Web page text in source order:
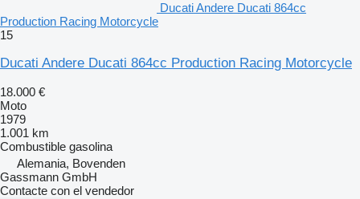
Ducati Andere Ducati 864cc
Production Racing Motorcycle
15
Ducati Andere Ducati 864cc Production Racing Motorcycle
18.000 €
Moto
1979
1.001 km
Combustible gasolina
Alemania, Bovenden
Gassmann GmbH
Contacte con el vendedor